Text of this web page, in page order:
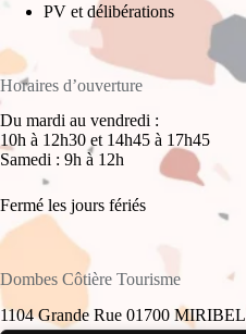
PV et délibérations
Horaires d’ouverture
Du mardi au vendredi :
10h à 12h30 et 14h45 à 17h45
Samedi : 9h à 12h
Fermé les jours fériés
Dombes Côtière Tourisme
1104 Grande Rue 01700 MIRIBEL